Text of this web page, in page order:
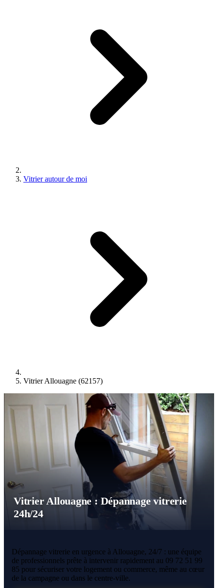
Vitrier autour de moi
Vitrier Allouagne (62157)
Vitrier Allouagne : Dépannage vitrerie
24h/24
Dépannage vitrerie en urgence à Allouagne, 24/7 : une équipe
de professionnels prête à intervenir rapidement au 09 72 51 99
85 pour sécuriser votre logement ou commerce, même au cœur
de la campagne ou dans le centre-ville.